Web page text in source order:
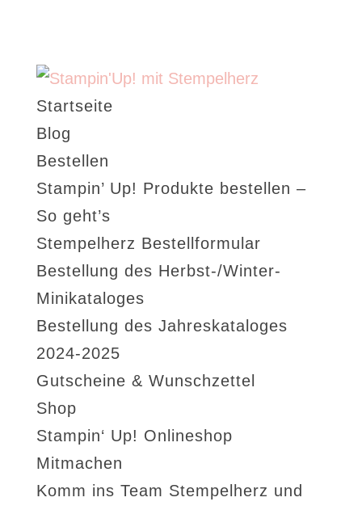
Startseite
Blog
Bestellen
Stampin’ Up! Produkte bestellen –
So geht’s
Stempelherz Bestellformular
Bestellung des Herbst-/Winter-
Minikataloges
Bestellung des Jahreskataloges
2024-2025
Gutscheine & Wunschzettel
Shop
Stampin‘ Up! Onlineshop
Mitmachen
Komm ins Team Stempelherz und